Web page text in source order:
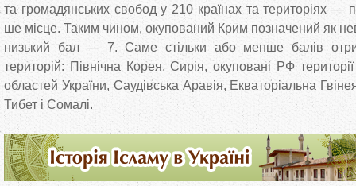
та громадянських свобод у 210 країнах та територіях —
ше місце. Таким чином, окупований Крим позначений як
низький бал — 7. Саме стільки або менше балів
територій: Північна Корея, Сирія, окуповані РФ
областей України, Саудівська Аравія, Екваторіальна
Тибет і Сомалі.